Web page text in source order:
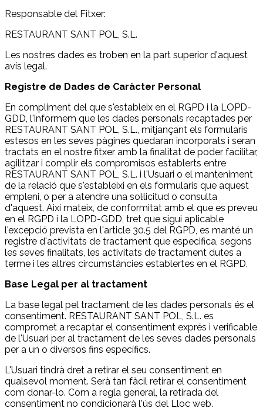
Responsable del Fitxer:
RESTAURANT SANT POL, S.L.
Les nostres dades es troben en la part superior d'aquest
avís legal.
Registre de Dades de Caràcter Personal
En compliment del que s'estableix en el RGPD i la LOPD-
GDD, l'informem que les dades personals recaptades per
RESTAURANT SANT POL, S.L., mitjançant els formularis
estesos en les seves pàgines quedaran incorporats i seran
tractats en el nostre fitxer amb la finalitat de poder facilitar,
agilitzar i complir els compromisos establerts entre
RESTAURANT SANT POL, S.L. i l'Usuari o el manteniment
de la relació que s'estableixi en els formularis que aquest
empleni, o per a atendre una sol·licitud o consulta
d'aquest. Així mateix, de conformitat amb el que es preveu
en el RGPD i la LOPD-GDD, tret que sigui aplicable
l'excepció prevista en l'article 30.5 del RGPD, es manté un
registre d'activitats de tractament que especifica, segons
les seves finalitats, les activitats de tractament dutes a
terme i les altres circumstàncies establertes en el RGPD.
Base Legal per al tractament
La base legal pel tractament de les dades personals és el
consentiment. RESTAURANT SANT POL, S.L. es
compromet a recaptar el consentiment exprés i verificable
de l'Usuari per al tractament de les seves dades personals
per a un o diversos fins específics.
L'Usuari tindrà dret a retirar el seu consentiment en
qualsevol moment. Serà tan fàcil retirar el consentiment
com donar-lo. Com a regla general, la retirada del
consentiment no condicionarà l'ús del Lloc web.